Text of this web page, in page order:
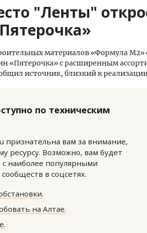
"Ленты"
материалов «Формула М2»
«Пятерочка» с расширенным
источник, близкий к
по техническим
признательна вам за внимание,
ресурсу. Возможно, вам будет
наиболее популярными
в соцсетях.
на Алтае.